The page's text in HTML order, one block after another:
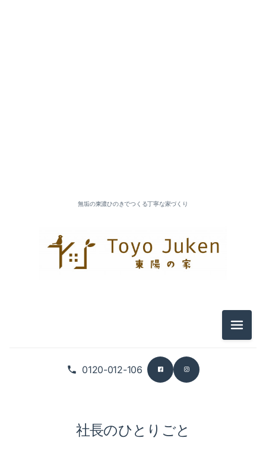
0120-012-106
無垢の東濃ひのきでつくる丁寧な家づくり
メニュ
社長のひとりごと